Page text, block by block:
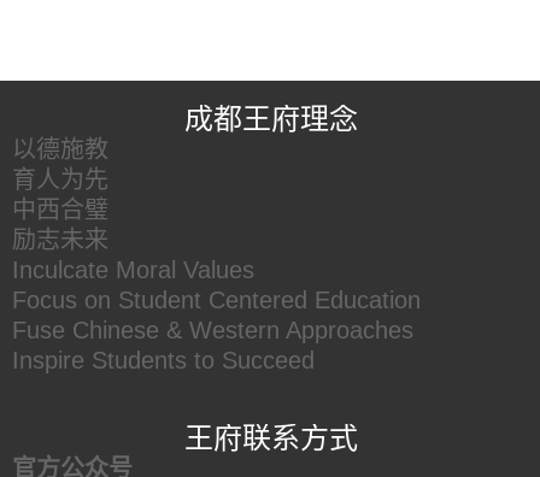
成都王府理念
以德施教
育人为先
中西合璧
励志未来
Inculcate Moral Values
Focus on Student Centered Education
Fuse Chinese & Western Approaches
Inspire Students to Succeed
王府联系方式
官方公众号